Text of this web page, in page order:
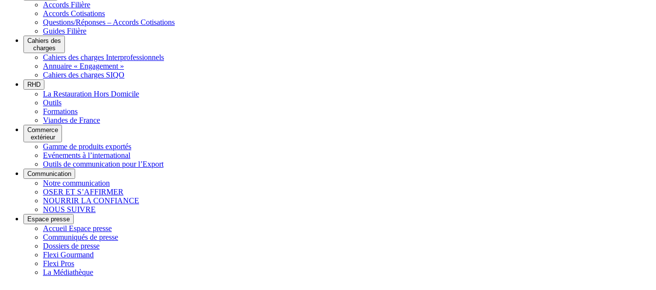
Accords Filière
Accords Cotisations
Questions/Réponses – Accords Cotisations
Guides Filière
Cahiers des
charges
Cahiers des charges Interprofessionnels
Annuaire « Engagement »
Cahiers des charges SIQO
RHD
La Restauration Hors Domicile
Outils
Formations
Viandes de France
Commerce
extérieur
Gamme de produits exportés
Evénements à l’international
Outils de communication pour l’Export
Communication
Notre communication
OSER ET S’AFFIRMER
NOURRIR LA CONFIANCE
NOUS SUIVRE
Espace presse
Accueil Espace presse
Communiqués de presse
Dossiers de presse
Flexi Gourmand
Flexi Pros
La Médiathèque